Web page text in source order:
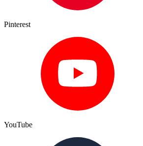
Pinterest
YouTube